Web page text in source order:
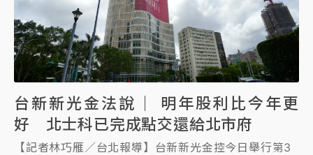
台新新光金法說｜ 明年股利比今年更
好 北士科已完成點交還給北市府
【記者林巧雁／台北報導】台新新光金控今日舉行第3